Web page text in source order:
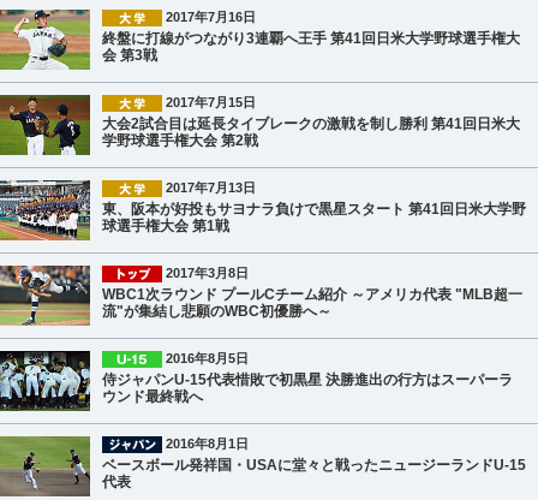
2017年7月16日
終盤に打線がつながり3連覇へ王手 第41回日米大学野球選手権大
会 第3戦
2017年7月15日
大会2試合目は延長タイブレークの激戦を制し勝利 第41回日米大
学野球選手権大会 第2戦
2017年7月13日
東、阪本が好投もサヨナラ負けで黒星スタート 第41回日米大学野
球選手権大会 第1戦
2017年3月8日
WBC1次ラウンド プールCチーム紹介 ～アメリカ代表 "MLB超一
流"が集結し悲願のWBC初優勝へ～
2016年8月5日
侍ジャパンU-15代表惜敗で初黒星 決勝進出の行方はスーパーラ
ウンド最終戦へ
2016年8月1日
ベースボール発祥国・USAに堂々と戦ったニュージーランドU-15
代表